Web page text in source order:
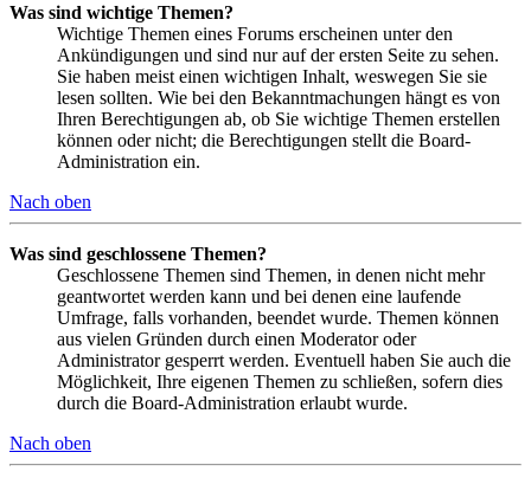
Was sind wichtige Themen?
Wichtige Themen eines Forums erscheinen unter den
Ankündigungen und sind nur auf der ersten Seite zu sehen.
Sie haben meist einen wichtigen Inhalt, weswegen Sie sie
lesen sollten. Wie bei den Bekanntmachungen hängt es von
Ihren Berechtigungen ab, ob Sie wichtige Themen erstellen
können oder nicht; die Berechtigungen stellt die Board-
Administration ein.
Nach oben
Was sind geschlossene Themen?
Geschlossene Themen sind Themen, in denen nicht mehr
geantwortet werden kann und bei denen eine laufende
Umfrage, falls vorhanden, beendet wurde. Themen können
aus vielen Gründen durch einen Moderator oder
Administrator gesperrt werden. Eventuell haben Sie auch die
Möglichkeit, Ihre eigenen Themen zu schließen, sofern dies
durch die Board-Administration erlaubt wurde.
Nach oben